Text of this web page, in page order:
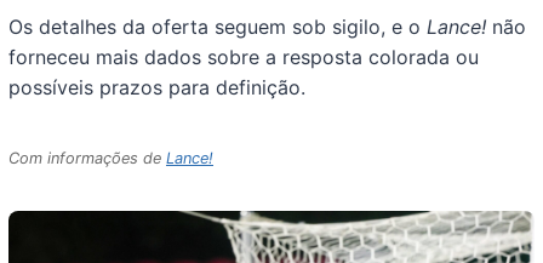
Os detalhes da oferta seguem sob sigilo, e oLance! não
forneceu mais dados sobre a resposta colorada ou
possíveis prazos para definição.
Com informações deLance!